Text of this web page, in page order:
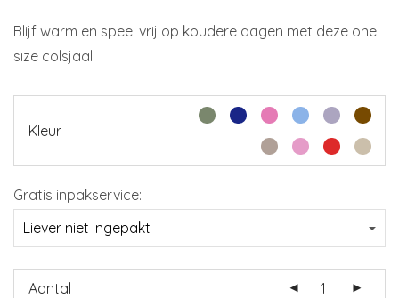
Blijf warm en speel vrij op koudere dagen met deze one
size colsjaal.
Kleur
Gratis inpakservice:
Aantal